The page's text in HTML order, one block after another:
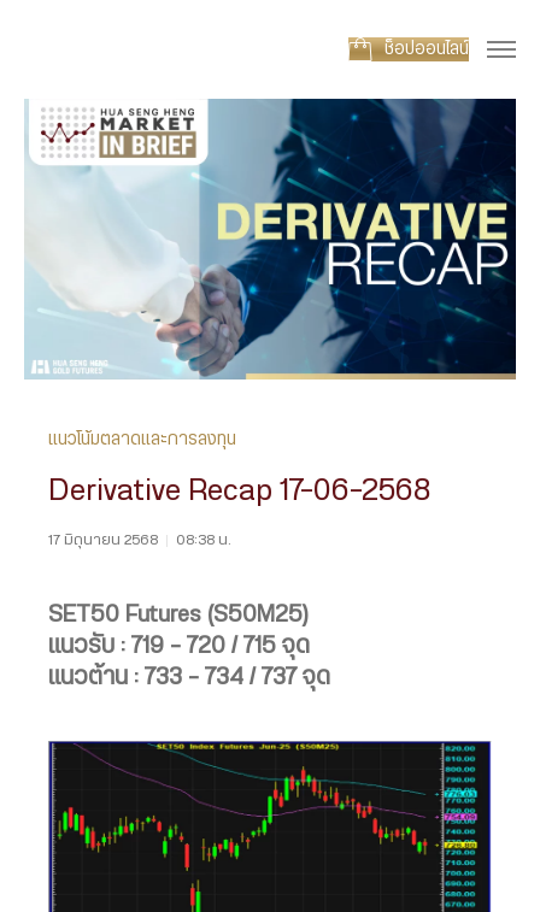
ช็อปออนไลน์
แนวโน้มตลาดและการลงทุน
Derivative Recap 17-06-2568
17 มิถุนายน 2568 | 08:38 น.
SET50 Futures (S50M25)
แนวรับ : 719 – 720 / 715 จุด
แนวต้าน : 733 – 734 / 737 จุด